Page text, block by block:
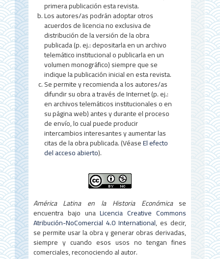
í
c
u
l
o
primera publicación esta revista.
Los autores/as podrán adoptar otros
acuerdos de licencia no exclusiva de
distribución de la versión de la obra
publicada (p. ej.: depositarla en un archivo
telemático institucional o publicarla en un
volumen monográfico) siempre que se
indique la publicación inicial en esta revista.
Se permite y recomienda a los autores/as
difundir su obra a través de Internet (p. ej.:
en archivos telemáticos institucionales o en
su página web) antes y durante el proceso
de envío, lo cual puede producir
intercambios interesantes y aumentar las
citas de la obra publicada. (VéaseEl efecto
del acceso abierto).
América Latina en la Historia Económicase
encuentra bajo unaLicencia Creative Commons
Atribución-NoComercial 4.0 International, es decir,
se permite usar la obra y generar obras derivadas,
siempre y cuando esos usos no tengan fines
comerciales, reconociendo al autor.